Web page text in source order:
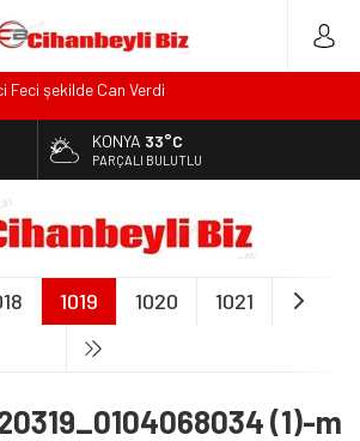
Feci şekilde Can Verdi
oksijen tüpünün patlaması sonucu hayatını
bebek 2 kişi ile yaralanan 2 kişinin kimlikleri
TİCARİ ARAÇ TAKLA ATTI: 2’Sİ ÇOCUK, 3
Kemal Tekin Sahada Ziyaretlerini
KONYA 33°C
PARÇALI BULUTLU
1019 1020 1021
(1)-m